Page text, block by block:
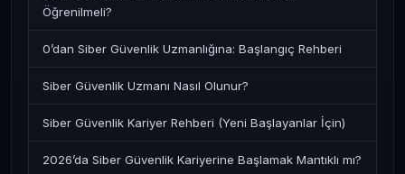
Öğrenilmeli?
0’dan Siber Güvenlik Uzmanlığına: Başlangıç Rehberi
Siber Güvenlik Uzmanı Nasıl Olunur?
Siber Güvenlik Kariyer Rehberi (Yeni Başlayanlar İçin)
2026’da Siber Güvenlik Kariyerine Başlamak Mantıklı mı?